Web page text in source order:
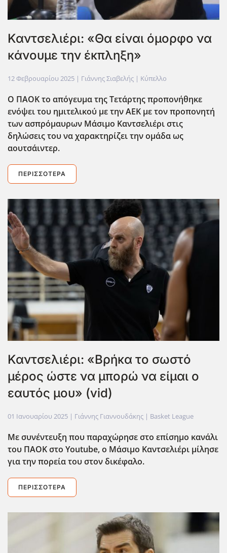
Καντσελιέρι: «Θα είναι όμορφο να
κάνουμε την έκπληξη»
12 Φεβρουαρίου 2025 | Γιάννης Σιαβελής | Κύπελλο
Ο ΠΑΟΚ το απόγευμα της Τετάρτης προπονήθηκε
ενόψει του ημιτελικού με την ΑΕΚ με τον προπονητή
των ασπρόμαυρων Μάσιμο Καντσελιέρι στις
δηλώσεις του να χαρακτηρίζει την ομάδα ως
αουτσάιντερ.
ΠΕΡΙΣΣΌΤΕΡΑ
Καντσελιέρι: «Βρήκα το σωστό
μέρος ώστε να μπορώ να είμαι ο
εαυτός μου» (vid)
01 Ιανουαρίου 2025 | Γιάννης Γιαννουδάκης | Basket League
Με συνέντευξη που παραχώρησε στο επίσημο κανάλι
του ΠΑΟΚ στο Youtube, ο Μάσιμο Καντσελιέρι μίλησε
για την πορεία του στον δικέφαλο.
ΠΕΡΙΣΣΌΤΕΡΑ